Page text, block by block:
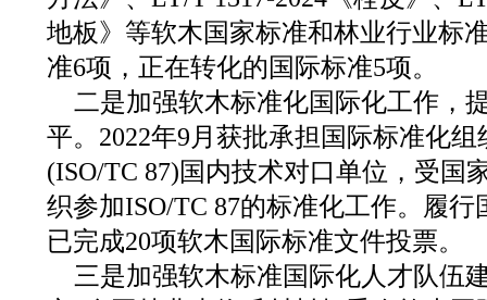
地板》等软木国家标准和林业行业标
准6项，正在转化的国际标准5项。
二是加强软木标准化国际化工作，
平。2022年9月获批承担国际标准化
(ISO/TC 87)国内技术对口单位，受国
织参加ISO/TC 87的标准化工作。履行
已完成20项软木国际标准文件投票。
三是加强软木标准国际化人才队伍